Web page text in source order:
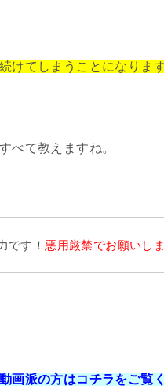
けてしまうことになります
べて教えますね。
です！ 悪用厳禁でお願いし
動画派の方はコチラをご覧